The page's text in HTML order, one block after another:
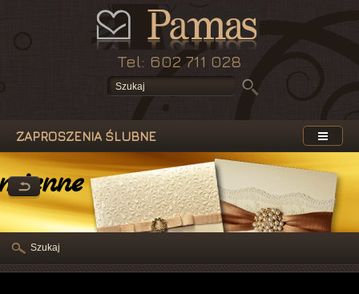
na stoły
Tel: 602 711 028
ZAPROSZENIA ŚLUBNE
Szukaj